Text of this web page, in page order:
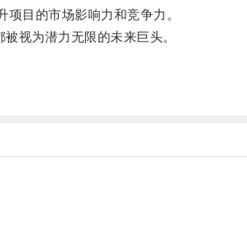
目的市场影响力和竞争力。
视为潜力无限的未来巨头。